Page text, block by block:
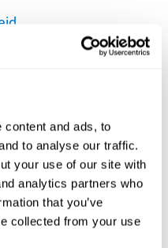
content and ads, to
to analyse our traffic.
your use of our site with
analytics partners who
that you’ve
collected from your use
een gepatenteerde,
balans van taken en
profiel van de gebruiker
ontwikkeling te zorgen.
effectiviteit van de
van de
van de taken in real time.
Gemaakt